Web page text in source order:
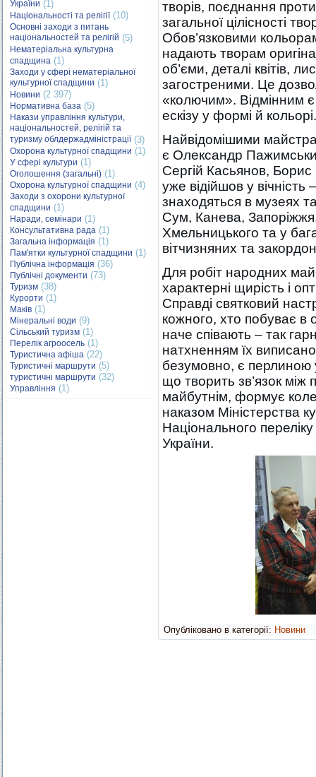
України (1)
Національності та релігії(10)
Основні заходи з питань
національностей та релігій (5)
Нематеріальна культурна
спадщина (1)
Заходи у сфері нематеріальної
культурної спадщини (1)
Новини (2 397)
Нормативна база (5)
Накази управління культури,
національностей, релігій та
туризму облдержадміністрації(3)
Охорона культурної спадщини (1)
У сфері культури (1)
Оголошення (загальні) (1)
Охорона культурної спадщини (4)
Заходи з охорони культурної
спадщини (1)
Наради, семінари (1)
Консультативна рада (1)
Загальна інформація (1)
Пам'ятки культурної спадщини (1)
Публічна інформація (36)
Публічні документи (73)
Туризм (38)
Курорти (1)
Маків (1)
Мінеральні води (9)
Сільський туризм (1)
Перелік агроосель (1)
Туристична афіша (22)
Туристичні маршрути (5)
туристичні маршрути (32)
Управління (1)
творів, поєднання
загальної цілісності
Обов’язковими
надають творам
об’єми, деталі квітів,
загостреними. Це
«колючим». Відмінним
ескізу у формі й кольорі.
Найвідомішими
є Олександр
Сергій Касьянов,
уже відійшов у вічність
знаходяться в музеях
Сум, Канева,
Хмельницького та у
вітчизняних та
Для робіт народних
характерні щирість і
Справді святковий
кожного, хто побуває в
наче співають – так
натхненням їх
безумовно, є перлиною
що творить зв’язок між
майбутнім, формує
наказом Міністерства
Національного
України.
Опубліковано в категорії: Новини